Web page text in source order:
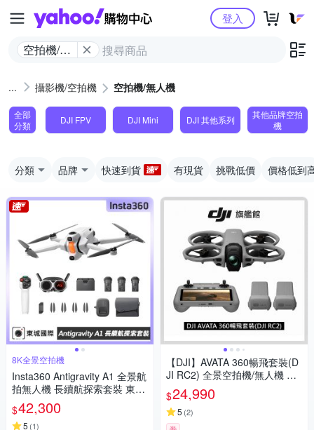
Yahoo購物中心
空拍機/無
登入
攝影機/空拍機 空拍機/無人機
全部
分類
DJI FPV DJI Mini DJI 其他系列
其他品牌空拍
機
分類 品牌 快速到貨 有現貨 挑戰低價 價格低到
8K全景空拍機
Insta360 Antigravity A1 全景航
拍無人機 長續航探索套裝 東城
代理公司貨
$42,300
5 (1)
【DJI】AVATA 360暢飛套裝(D
JI RC2) 全景空拍機/無人機 ｜
一英吋旗艦影像
$24,990
5 (2)